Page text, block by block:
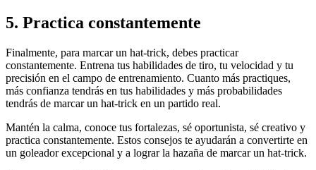
5. Practica constantemente
Finalmente, para marcar un hat-trick, debes practicar
constantemente. Entrena tus habilidades de tiro, tu velocidad y tu
precisión en el campo de entrenamiento. Cuanto más practiques,
más confianza tendrás en tus habilidades y más probabilidades
tendrás de marcar un hat-trick en un partido real.
Mantén la calma, conoce tus fortalezas, sé oportunista, sé creativo y
practica constantemente. Estos consejos te ayudarán a convertirte en
un goleador excepcional y a lograr la hazaña de marcar un hat-trick.